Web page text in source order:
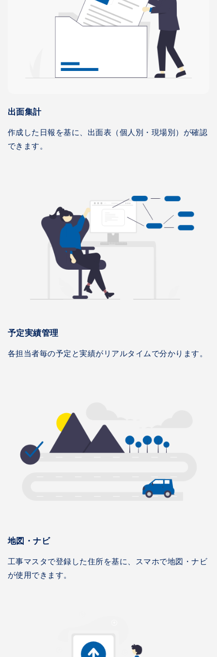
出面集計
作成した日報を基に、出面表（個人別・現場別）が確認
できます。
予定実績管理
各担当者毎の予定と実績がリアルタイムで分かります。
地図・ナビ
工事マスタで登録した住所を基に、スマホで地図・ナビ
が使用できます。